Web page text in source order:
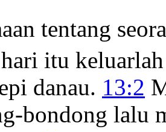
tentang
itu
danau. 13:2
bondong lalu